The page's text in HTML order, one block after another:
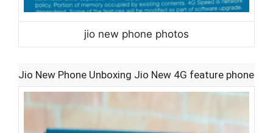
jio new phone photos
Jio New Phone Unboxing Jio New 4G feature phone